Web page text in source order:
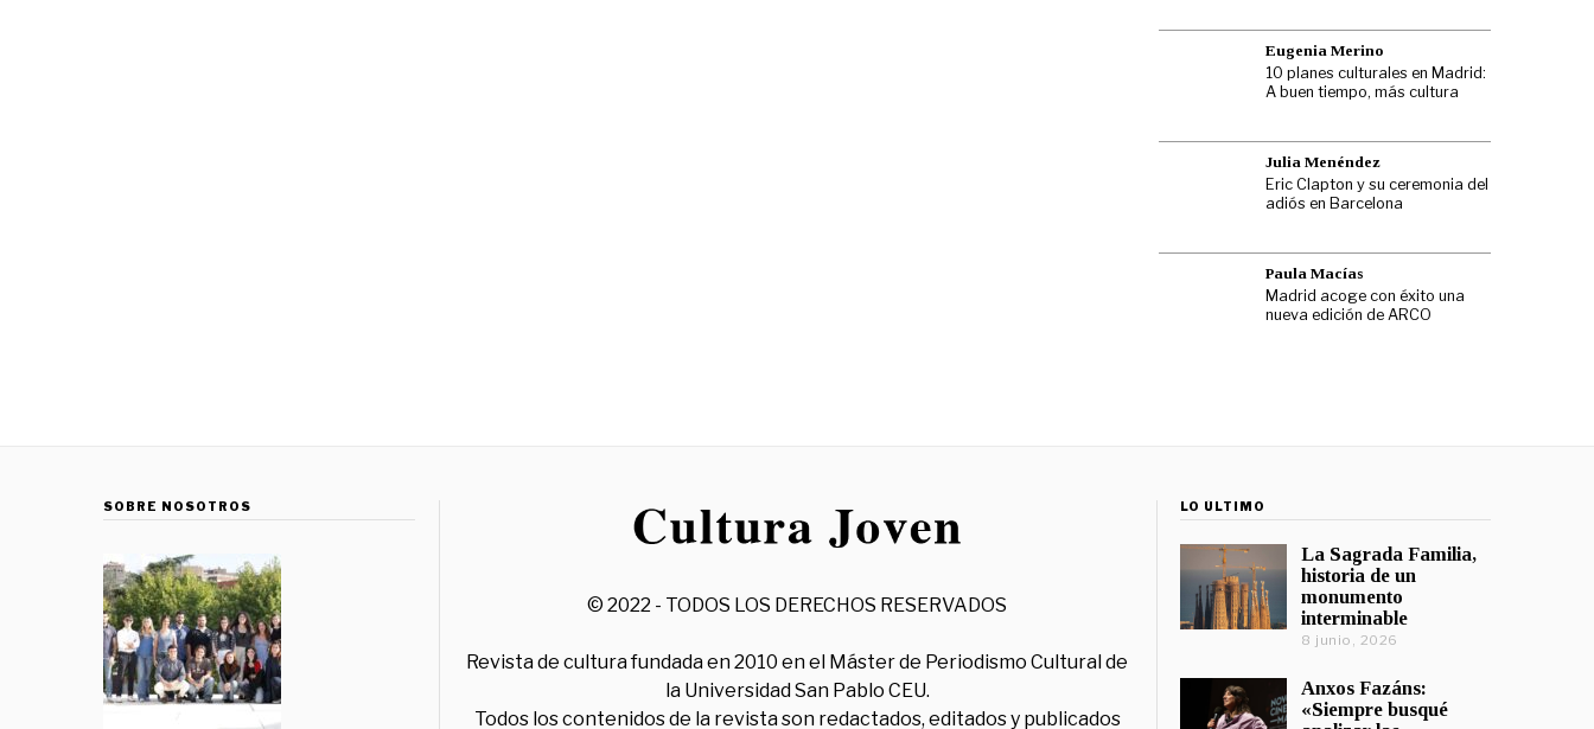
Eugenia Merino
10 planes culturales en Madrid:
A buen tiempo, más cultura
Julia Menéndez
Eric Clapton y su ceremonia del
adiós en Barcelona
Paula Macías
Madrid acoge con éxito una
nueva edición de ARCO
SOBRE NOSOTROS
© 2022 - TODOS LOS DERECHOS RESERVADOS
Revista de cultura fundada en 2010 en el Máster de Periodismo Cultural de
la Universidad San Pablo CEU.
Todos los contenidos de la revista son redactados, editados y publicados
LO ÚLTIMO
La Sagrada Familia,
historia de un
monumento
interminable
8 junio, 2026
Anxos Fazáns:
«Siempre busqué